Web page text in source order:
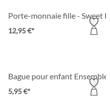
Porte-monnaie fille - Sweet
12,95 €*
5,95 €*